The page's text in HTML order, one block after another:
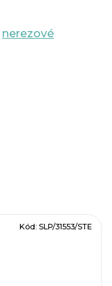
nerezové
Kód: SLP/31553/STE